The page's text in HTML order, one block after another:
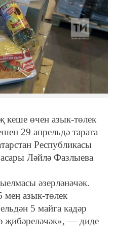
кеше өчен азык-төлек
29 апрельдә тарата
Республикасы
Ләйлә Фазлыева
әзерләнәчәк.
азык-төлек
5 майга кадәр
җибәреләчәк», — диде